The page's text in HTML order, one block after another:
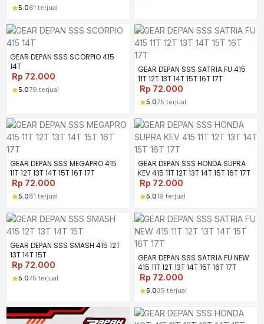
5.061 terjual
GEAR DEPAN SSS SCORPIO 415
14T
Rp 72.000
5.079 terjual
GEAR DEPAN SSS SATRIA FU 415
11T 12T 13T 14T 15T 16T 17T
Rp 72.000
5.075 terjual
GEAR DEPAN SSS MEGAPRO 415
11T 12T 13T 14T 15T 16T 17T
Rp 72.000
5.081 terjual
GEAR DEPAN SSS HONDA SUPRA
KEV 415 11T 12T 13T 14T 15T 16T 17T
Rp 72.000
5.019 terjual
GEAR DEPAN SSS SMASH 415 12T
13T 14T 15T
Rp 72.000
5.075 terjual
GEAR DEPAN SSS SATRIA FU NEW
415 11T 12T 13T 14T 15T 16T 17T
Rp 72.000
5.035 terjual